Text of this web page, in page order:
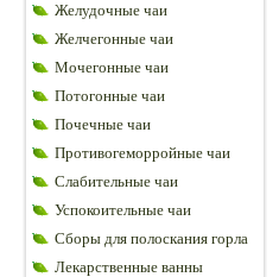
Желудочные чаи
Желчегонные чаи
Мочегонные чаи
Потогонные чаи
Почечные чаи
Противогеморройные чаи
Слабительные чаи
Успокоительные чаи
Сборы для полоскания горла
Лекарственные ванны